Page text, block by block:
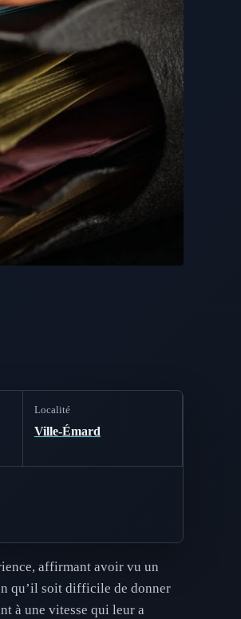
Localité
Ville-Émard
affirmant avoir vu un
qu’il soit difficile de donner
à une vitesse qui leur a